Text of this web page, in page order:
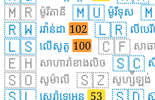
🇲🇷 ម៉ូរីតានី 🇲🇺 ម៉ូរីទុស
🇷🇼 រវ៉ាន់ដា 102 🇱🇷 លីបេ
🇱🇸 លើសូតូ 100 🇨🇫 សាធ
🇪🇭 សាហារ៉ាខាងលិច 🇸🇨
🇸🇴 សូម៉ាលី 🇸🇿 សូហ្ស៉ីឡង់
សេរ៉ាឡេអូន 53